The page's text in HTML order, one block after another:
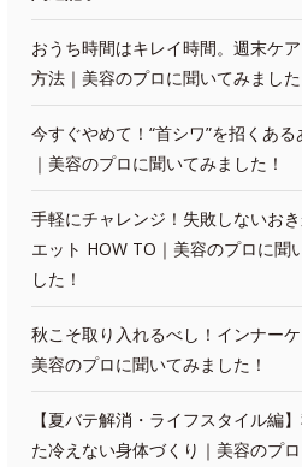
おうち時間はキレイ時間。週末ケ
方法｜美容のプロに聞いてみました
今すぐやめて！“首シワ”を招くあ
｜美容のプロに聞いてみました！
手軽にチャレンジ！失敗しないお
エット HOW TO｜美容のプロに聞
した！
秋こそ取り入れるべし！インナーケ
美容のプロに聞いてみました！
【夏バテ解消・ライフスタイル編
た冷えない身体づくり｜美容のプ